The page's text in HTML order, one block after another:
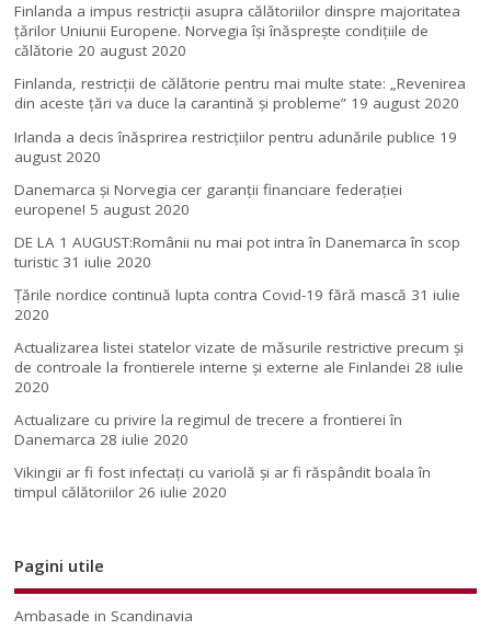
Finlanda a impus restricţii asupra călătoriilor dinspre majoritatea
ţărilor Uniunii Europene. Norvegia își înăsprește condițiile de
călătorie 20 august 2020
Finlanda, restricţii de călătorie pentru mai multe state: „Revenirea
din aceste ţări va duce la carantină şi probleme” 19 august 2020
Irlanda a decis înăsprirea restricțiilor pentru adunările publice 19
august 2020
Danemarca și Norvegia cer garanții financiare federației
europene! 5 august 2020
DE LA 1 AUGUST:Românii nu mai pot intra în Danemarca în scop
turistic 31 iulie 2020
Țările nordice continuă lupta contra Covid-19 fără mască 31 iulie
2020
Actualizarea listei statelor vizate de măsurile restrictive precum și
de controale la frontierele interne și externe ale Finlandei 28 iulie
2020
Actualizare cu privire la regimul de trecere a frontierei în
Danemarca 28 iulie 2020
Vikingii ar fi fost infectaţi cu variolă şi ar fi răspândit boala în
timpul călătoriilor 26 iulie 2020
Pagini utile
Ambasade in Scandinavia